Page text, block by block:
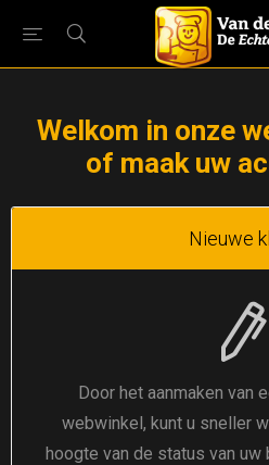
Welkom in onze
of maak uw
Nieuwe
Door het aanmaken van
webwinkel, kunt u sneller
hoogte van de status van uw